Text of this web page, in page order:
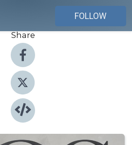
FOLLOW
Share